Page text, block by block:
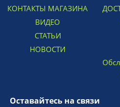
КОНТАКТЫ МАГАЗИНА
ВИДЕО
СТАТЬИ
НОВОСТИ
Оставайтесь на связи